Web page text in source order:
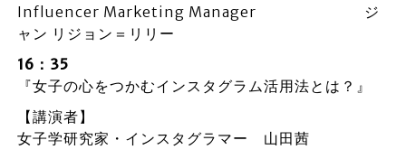
Influencer Marketing Manager ジ
ャン リジョン＝リリー
16：35
『女子の心をつかむインスタグラム活用法とは？』
【講演者】
女子学研究家・インスタグラマー 山田茜